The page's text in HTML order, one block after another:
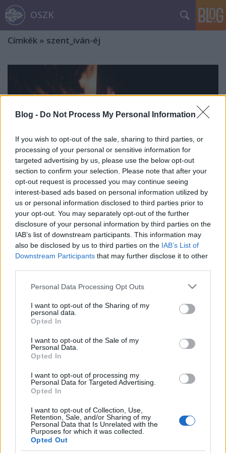
Blog - Do Not Process My Personal Information
If you wish to opt-out of the sale, sharing to third parties, or
processing of your personal or sensitive information for
targeted advertising by us, please use the below opt-out
section to confirm your selection. Please note that after your
opt-out request is processed you may continue seeing
interest-based ads based on personal information utilized by
us or personal information disclosed to third parties prior to
your opt-out. You may separately opt-out of the further
disclosure of your personal information by third parties on the
IAB’s list of downstream participants. This information may
also be disclosed by us to third parties on the IAB’s List of
Downstream Participants that may further disclose it to other
Please note that this website/app uses one or more Google
not limited to your visit or usage behaviour. You may click to
grant or deny consent to Google and its third-party tags to
use your data for below specified purposes in below Google
consent section.
Personal Data Processing Opt Outs
I want to opt-out of the Sharing of my
personal data.
Opted In
I want to opt-out of the Sale of my
Personal Data.
Opted In
I want to opt-out of processing my
Personal Data for Targeted Advertising.
Opted In
I want to opt-out of Collection, Use,
Retention, Sale, and/or Sharing of my
Personal Data that Is Unrelated with the
Purposes for which it was collected.
Opted Out
OSZK
Címkék » szent_iván-éj
Varázslatos Szent Iván-éj. Szokások,
hiedelmek
nemzetikonyvtar •2026. június 24.
melyeknek köze van a nyári napfordulóhoz. Az
északi féltekén élő népek számára a nyár a meleget,
a termés betakarítását és az érést hozza magával. A
napforduló ünneplését azért is fontosnak tartják,
Keresztelő Szent János születése –
Szent Iván-éj
nemzetikonyvtar •2013. június 24.
„Bizony mondom nektek: asszonyok szülöttei közt
nem született nagyobb Keresztelő Jánosnál. De aki a
mennyek országában a legkisebb, az nagyobb nála.”